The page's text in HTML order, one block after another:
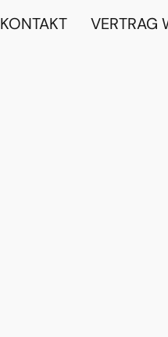
KONTAKT VERTRAG